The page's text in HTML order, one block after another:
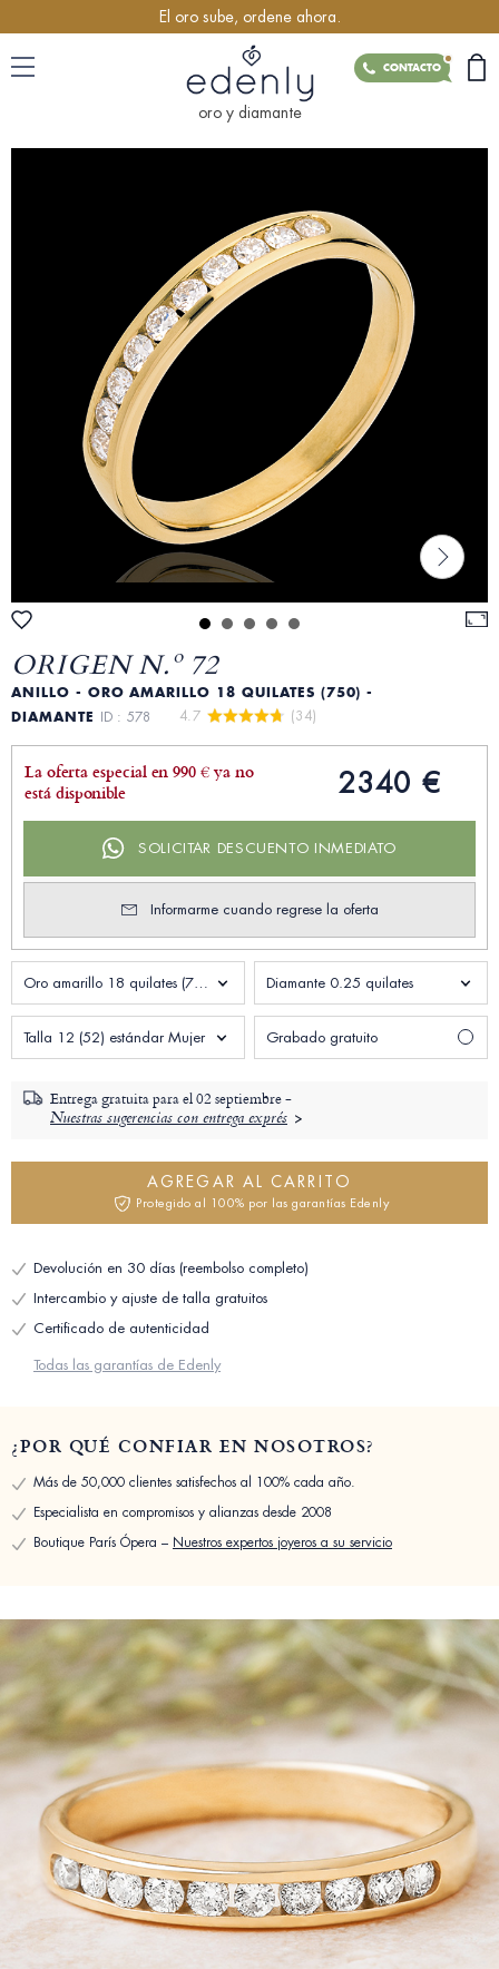
El oro sube, ordene ahora.
CONTACTO
oro y diamante
ORIGEN N.º 72
ANILLO - ORO AMARILLO 18 QUILATES (750) -
DIAMANTE ID : 578 4.7 (34)
La oferta especial en 990 € ya no
está disponible
2340 €
SOLICITAR DESCUENTO INMEDIATO
Informarme cuando regrese la oferta
Oro amarillo 18 quilates (750) Diamante 0.25 quilates
Talla 12 (52) estándar Mujer Grabado gratuito
Entrega gratuita para el02 septiembre -
Nuestras sugerencias con entrega exprés
AGREGAR AL CARRITO
Protegido al 100% por las garantías Edenly
Devolución en 30 días (reembolso completo)
Intercambio y ajuste de talla gratuitos
Certificado de autenticidad
Todas las garantías de Edenly
¿POR QUÉ CONFIAR EN NOSOTROS?
Más de 50,000 clientes satisfechos al 100% cada año.
Especialista en compromisos y alianzas desde 2008
Boutique París Ópera – Nuestros expertos joyeros a su servicio